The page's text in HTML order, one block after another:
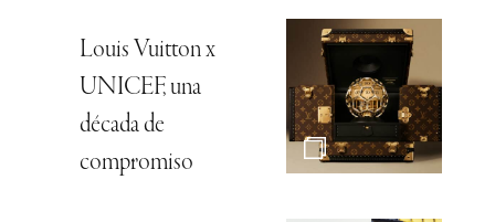
Louis Vuitton x
UNICEF, una
década de
compromiso